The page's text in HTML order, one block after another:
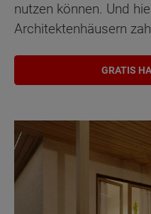
nutzen können. Und
Architektenhäusern
GRATIS